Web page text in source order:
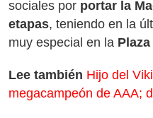
sociales por portar la
etapas, teniendo en la
muy especial en la
Lee también Hijo del
megacampeón de AAA;